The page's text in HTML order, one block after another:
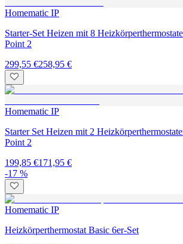
Homematic IP
Starter-Set Heizen mit 8
Point 2
299,55 €258,95 €
Homematic IP
Starter Set Heizen mit 2
Point 2
199,85 €171,95 €
-17 %
Homematic IP
Heizkörperthermostat Basic 6er-Set